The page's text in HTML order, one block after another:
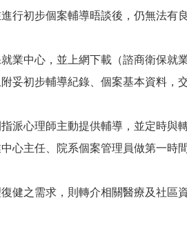
行初步個案輔導晤談後，仍無法有
業中心，並上網下載（諮商衛保就
妥初步輔導紀錄、個案基本資料，
派心理師主動提供輔導，並定時與轉
心主任、院系個案管理員做第一時
健之需求，則轉介相關醫療及社區資